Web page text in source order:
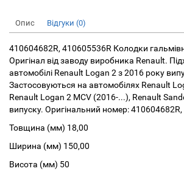
Опис Відгуки (0)
410604682R, 410605536R Колодки
Оригінал від заводу виробника Renault.
автомобілі Renault Logan 2 з 2016 року
Застосовуються на автомобілях Renault
Renault Logan 2 MCV (2016-...), Renault
випуску. Оригінальний номер:
Товщина (мм) 18,00
Ширина (мм) 150,00
Висота (мм) 50